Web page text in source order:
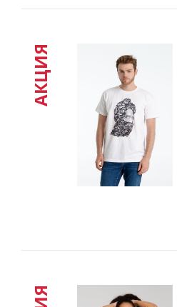
АКЦИЯ